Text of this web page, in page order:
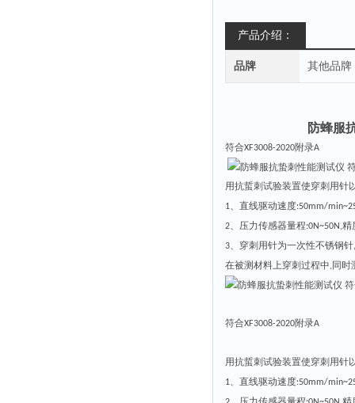
产品介绍：
品牌 其他品牌
防蜂服
符合XF3008-2020附录A
用抗蜇刺试验装置使穿刺用针
1、 直线驱动速度:50mm/
2、 压力传感器量程:0N~50N,精
3、 穿刺用针为一次性不锈钢针,
在被测材料上穿刺过程中, 同时
符合XF3008-2020附录A
用抗蜇刺试验装置使穿刺用针
1、 直线驱动速度:50mm/